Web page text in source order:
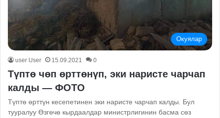
Окуялар
user User 15.09.2021 0
Түптө чөп өрттөнүп, эки наристе чарчап
калды — ФОТО
Түптө өрттүн кесепетинен эки наристе чарчап калды. Бул
тууралуу Өзгөчө кырдаалдар министрлигинин басма сөз